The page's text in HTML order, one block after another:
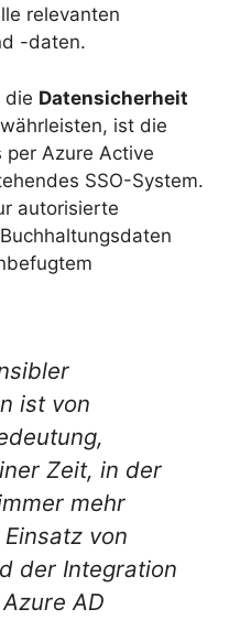
relevanten
-daten.
die Datensicherheit
ist die
per Azure Active
SSO-System.
autorisierte
ist von
Zeit, in der
mehr
von
der Integration
AD